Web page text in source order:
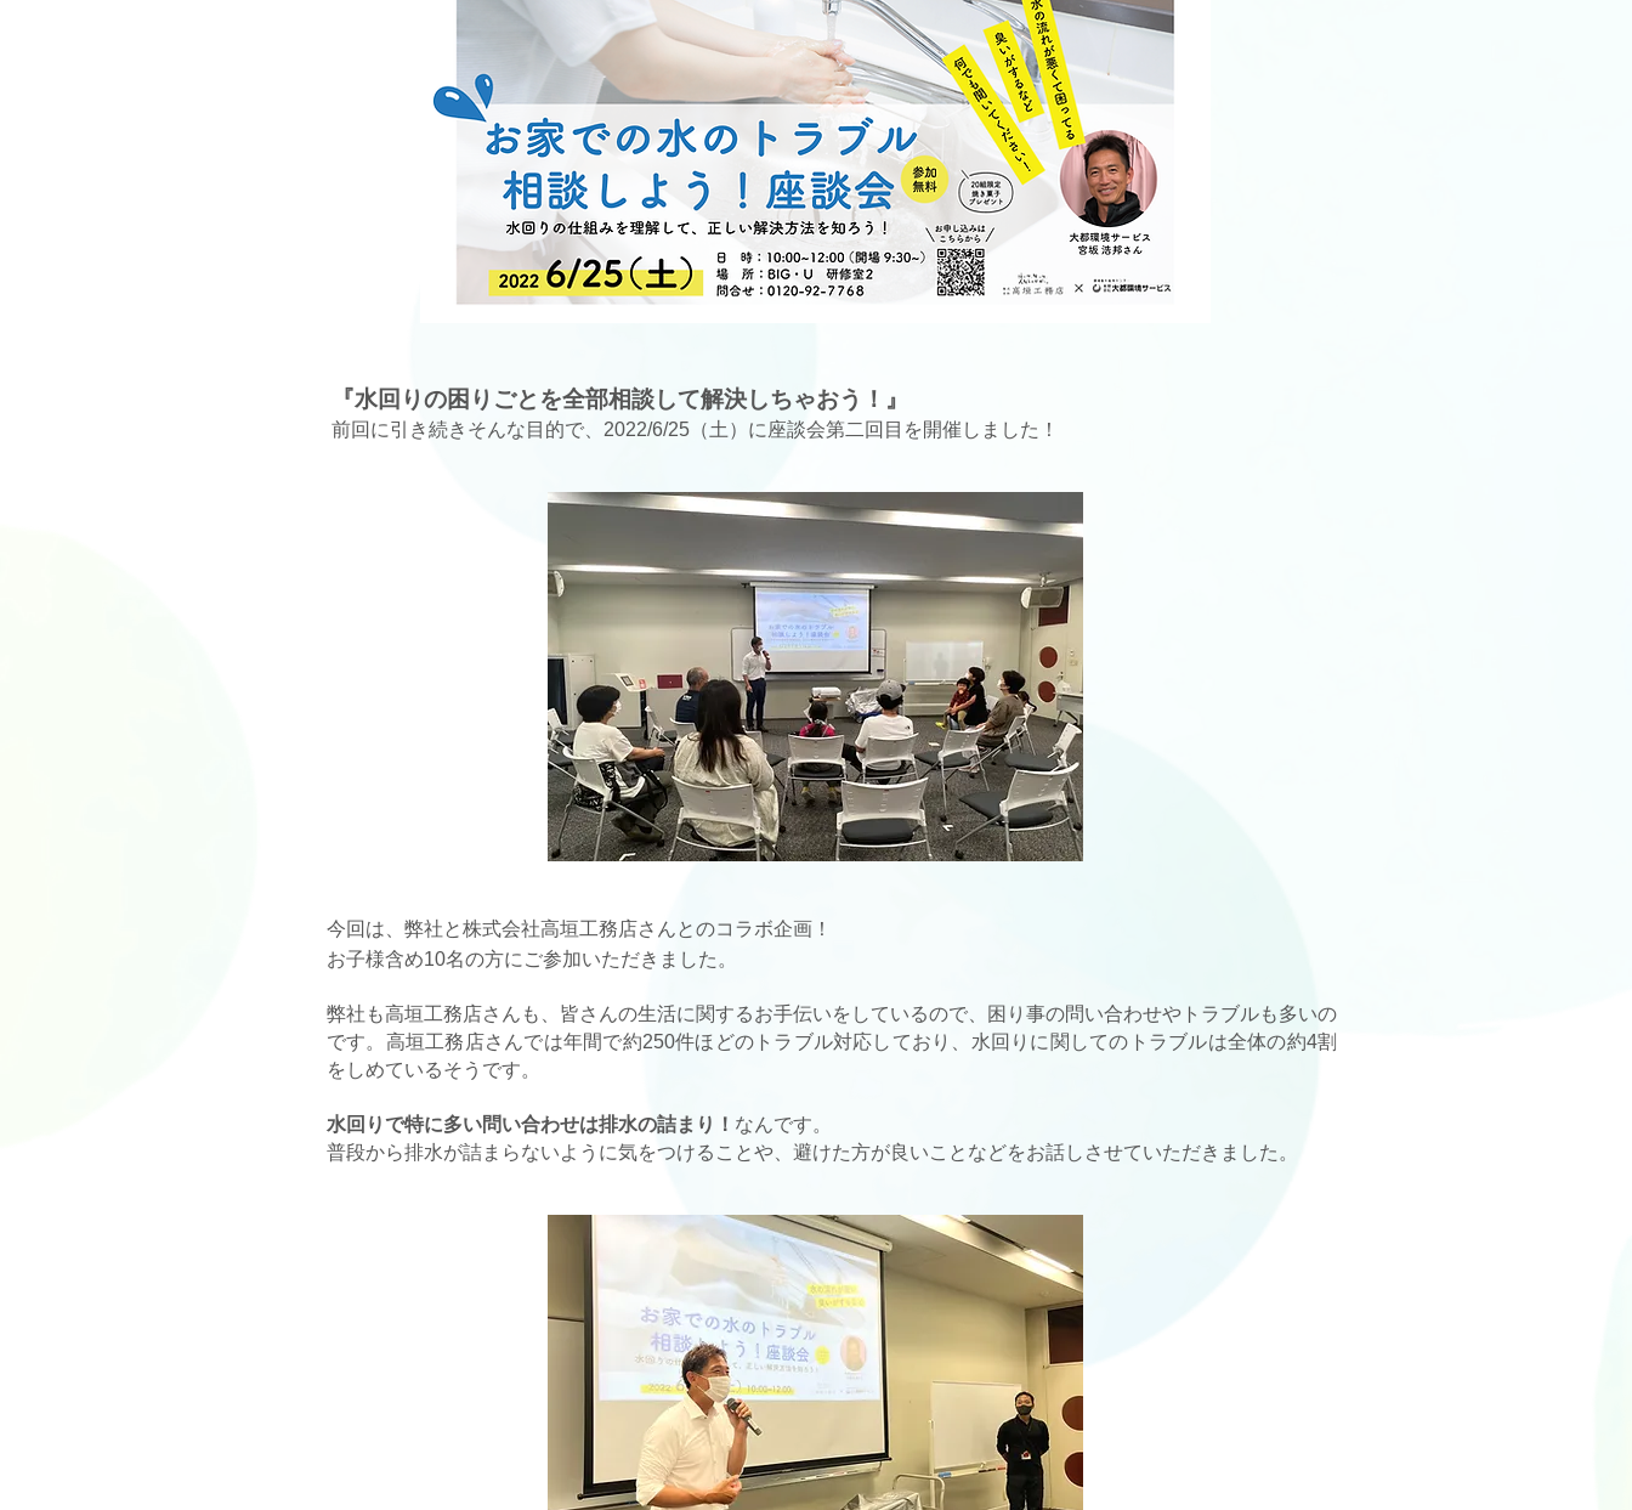
『水回りの困りごとを全部相談して解決しちゃおう！』
前回に引き続きそんな目的で、2022/6/25（土）に座談会第二回目を開催しました！
今回は、弊社と株式会社高垣工務店さんとのコラボ企画！
お子様含め10名の方にご参加いただきました。
弊社も高垣工務店さんも、皆さんの生活に関するお手伝いをしているので、困り事の問い合わせやトラブルも多いの
です。 高垣工務店さんでは年間で約250件ほどのトラブル対応しており、水回りに関してのトラブルは全体の約4割
をしめているそうです。
水回りで特に多い問い合わせは排水の詰まり！ なんです。
普段から排水が詰まらないように気をつけることや、避けた方が良いことなどをお話しさせていただきました。